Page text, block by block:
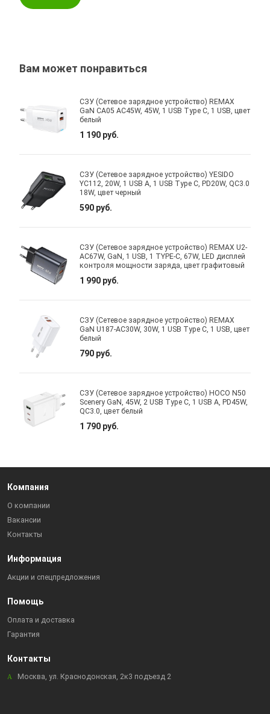
Вам может понравиться
СЗУ (Сетевое зарядное устройство) REMAX
GaN CA05 AC45W, 45W, 1 USB Type C, 1 USB, цвет
белый
1 190 руб.
СЗУ (Сетевое зарядное устройство) YESIDO
YC112, 20W, 1 USB A, 1 USB Type C, PD20W, QC3.0
18W, цвет черный
590 руб.
СЗУ (Сетевое зарядное устройство) REMAX U2-
AC67W, GaN, 1 USB, 1 TYPE-C, 67W, LED дисплей
контроля мощности заряда, цвет графитовый
1 990 руб.
СЗУ (Сетевое зарядное устройство) REMAX
GaN U187-AC30W, 30W, 1 USB Type C, 1 USB, цвет
белый
790 руб.
СЗУ (Сетевое зарядное устройство) HOCO N50
Scenery GaN, 45W, 2 USB Type C, 1 USB A, PD45W,
QC3.0, цвет белый
1 790 руб.
Компания
О компании
Вакансии
Контакты
Информация
Акции и спецпредложения
Помощь
Оплата и доставка
Гарантия
Контакты
Москва, ул. Краснодонская, 2к3 подъезд 2